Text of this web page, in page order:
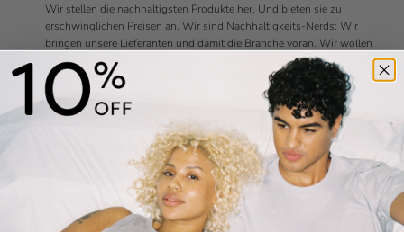
Wir stellen die nachhaltigsten Produkte her. Und bieten sie zu
erschwinglichen Preisen an. Wir sind Nachhaltigkeits-Nerds: Wir
bringen unsere Lieferanten und damit die Branche voran. Wir wollen
jede Saison nachhaltiger werden.
Wir sind ehrlich, glücklich und positiv. Wir wollen langfristige
Beziehungen aufbauen, die auf gegenseitigem Vertrauen basieren. Mit
Kunden und mit externen Stakeholdern wie Fabriken.
3. Was unterscheidet uns?
Honest Basics bietet maximale Nachhaltigkeit zu erschwinglichen
Preisen. Wir konzentrieren uns auf das Wesentliche, nicht auf Hype-
getriebene Produkte, denn hier können wir die größte Wirkung
erzielen. Wir verfolgen einen sehr kommerziellen Ansatz. Weil wir